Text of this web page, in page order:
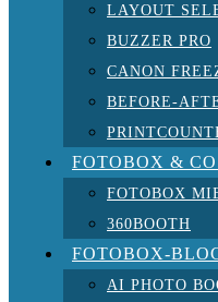
LAYOUT
BUZZER PRO
CANON
BEFORE-
FOTOBOX &
FOTOBOX
360BOOTH
FOTOBOX-
AI PHOTO